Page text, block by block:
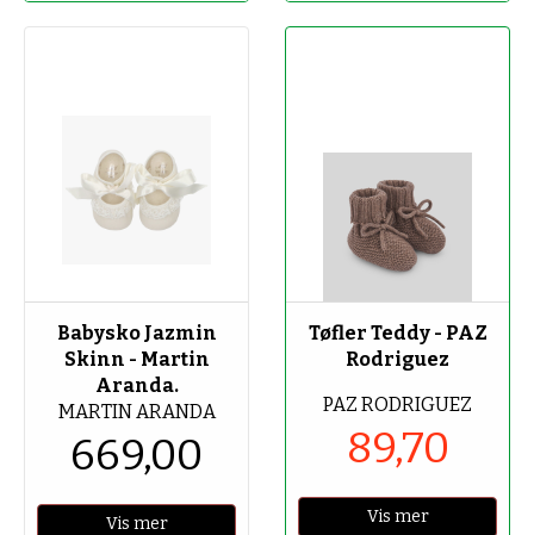
Babysko Jazmin
Skinn - Martin
Aranda.
MARTIN ARANDA
669,00
Vis mer
Tøfler Teddy - PAZ
Rodriguez
PAZ RODRIGUEZ
89,70
Vis mer